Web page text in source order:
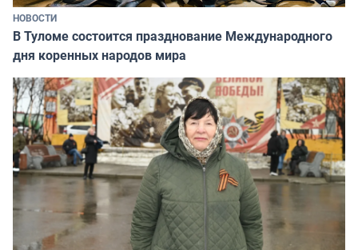
НОВОСТИ
В Туломе состоится празднование Международного
дня коренных народов мира